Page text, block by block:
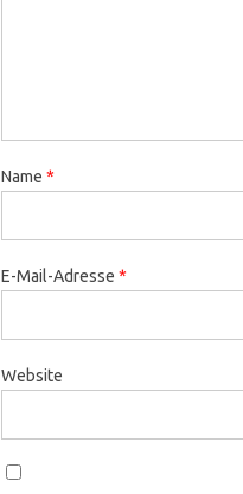
Name *
E-Mail-Adresse *
Website